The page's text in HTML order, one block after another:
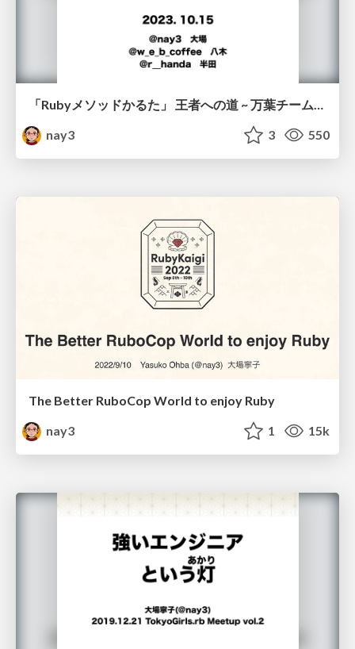
「Rubyメソッドかるた」 王者への道 ~ 万葉チームのガチな取り組みを大公開 ~
nay3
3 550
The Better RuboCop World to enjoy Ruby
nay3
1 15k